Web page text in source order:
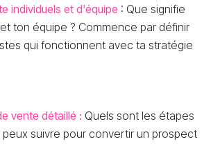
individuels et d'équipe : Que signifie
ton équipe ? Commence par définir
qui fonctionnent avec ta stratégie
vente détaillé : Quels sont les étapes
suivre pour convertir un prospect